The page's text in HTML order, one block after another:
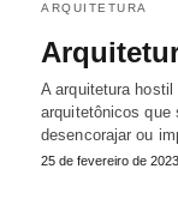
ARQUITETURA
A arquitetura
arquitetônicos que
desencorajar ou
25 de fevereiro de 2023